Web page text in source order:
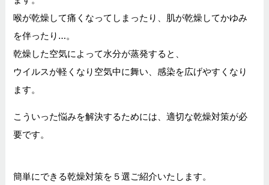
喉が乾燥して痛くなってしまったり、肌が乾燥してかゆみ
を伴ったり…。
乾燥した空気によって水分が蒸発すると、
ウイルスが軽くなり空気中に舞い、感染を広げやすくなり
ます。
こういった悩みを解決するためには、適切な乾燥対策が必
要です。
簡単にできる乾燥対策を５選ご紹介いたします。